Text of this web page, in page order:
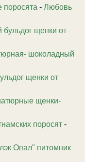
поросята - Любовь
бульдог щенки от
шоколадный
щенки от
щенки-
поросят -
Опал" питомник